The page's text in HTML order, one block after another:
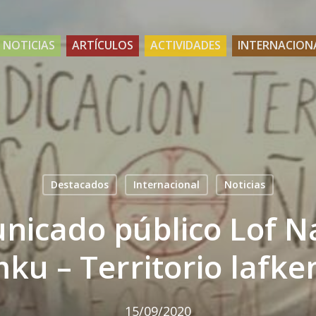
NOTICIAS ARTÍCULOS ACTIVIDADES
Destacados Internacional Noticias
público Lof
– Territorio
15/09/2020